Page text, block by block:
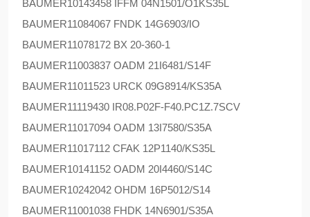
BAUMER10143458 IFFM 04N1501/O1KS35L
BAUMER11084067 FNDK 14G6903/IO
BAUMER11078172 BX 20-360-1
BAUMER11003837 OADM 21I6481/S14F
BAUMER11011523 URCK 09G8914/KS35A
BAUMER11119430 IR08.P02F-F40.PC1Z.7SCV
BAUMER11017094 OADM 13I7580/S35A
BAUMER11017112 CFAK 12P1140/KS35L
BAUMER10141152 OADM 20I4460/S14C
BAUMER10242042 OHDM 16P5012/S14
BAUMER11001038 FHDK 14N6901/S35A